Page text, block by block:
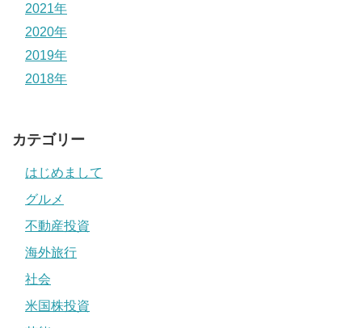
2021年
2020年
2019年
2018年
カテゴリー
はじめまして
グルメ
不動産投資
海外旅行
社会
米国株投資